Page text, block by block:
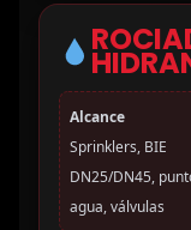
Alcance
Sprinklers, BIE
DN25/DN45,
agua, válvulas